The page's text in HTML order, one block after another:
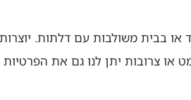
או בבית משולבות עם דלתות.
או צרובות יתן לנו גם את